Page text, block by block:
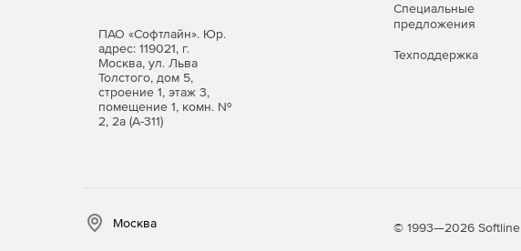
ПАО «Софтлайн». Юр.
адрес: 119021, г.
Москва, ул. Льва
Толстого, дом 5,
строение 1, этаж 3,
помещение 1, комн. №
2, 2а (А-311)
Специальные
предложения
Техподдержка
Москва © 1993—2026 Softline